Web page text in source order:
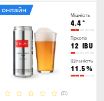
Міцність
4.4°
Гіркота
12 IBU
Щільність
11.5 %
(0)
онлайн